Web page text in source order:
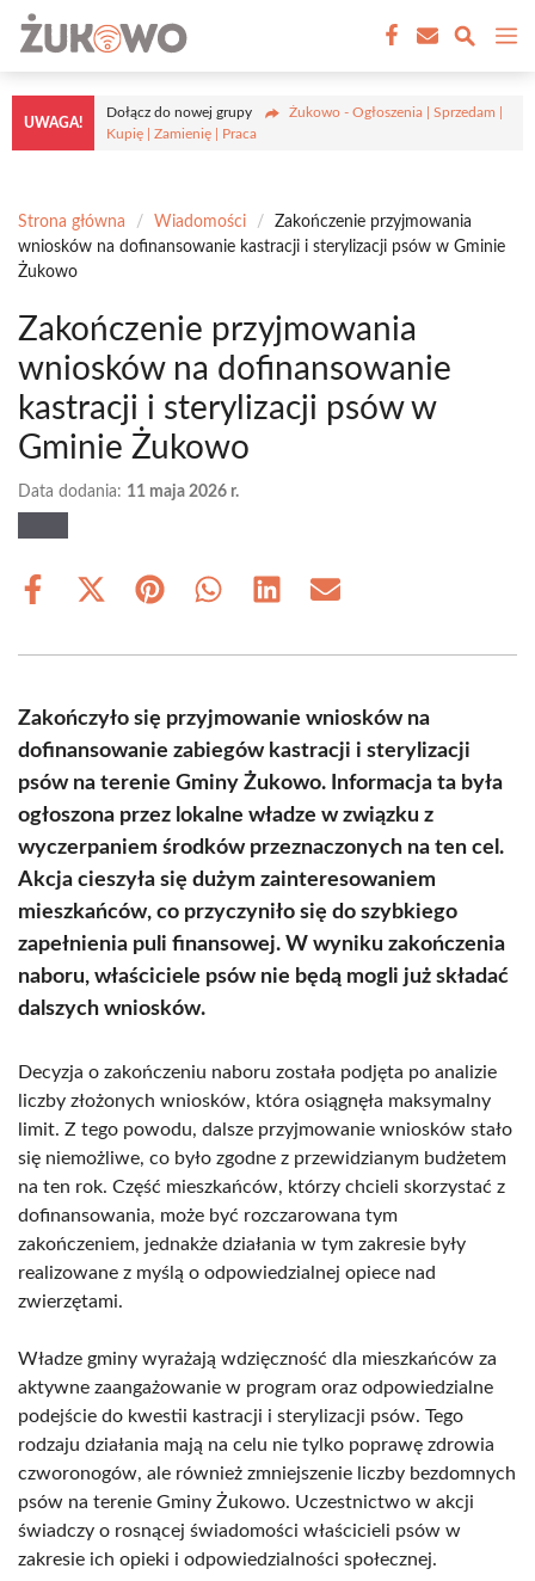
Przejdź
treści
UWAGA!
Dołącz do nowej grupy
Żukowo - Ogłoszenia | Sprzedam |
Kupię | Zamienię | Praca
Strona główna / Wiadomości /
Zakończenie przyjmowania
wniosków na dofinansowanie kastracji i sterylizacji psów w Gminie
Żukowo
Zakończenie przyjmowania
wniosków na dofinansowanie
kastracji i sterylizacji psów w
Gminie Żukowo
Data dodania: 11 maja 2026 r.
Share
Share
(Twitter)
Share Share Share Share
Zakończyło się przyjmowanie wniosków na
dofinansowanie zabiegów kastracji i sterylizacji
psów na terenie Gminy Żukowo. Informacja ta była
ogłoszona przez lokalne władze w związku z
wyczerpaniem środków przeznaczonych na ten cel.
Akcja cieszyła się dużym zainteresowaniem
mieszkańców, co przyczyniło się do szybkiego
zapełnienia puli finansowej. W wyniku zakończenia
naboru, właściciele psów nie będą mogli już składać
dalszych wniosków.
Decyzja o zakończeniu naboru została podjęta po analizie
liczby złożonych wniosków, która osiągnęła maksymalny
limit. Z tego powodu, dalsze przyjmowanie wniosków stało
się niemożliwe, co było zgodne z przewidzianym budżetem
na ten rok. Część mieszkańców, którzy chcieli skorzystać z
dofinansowania, może być rozczarowana tym
zakończeniem, jednakże działania w tym zakresie były
realizowane z myślą o odpowiedzialnej opiece nad
zwierzętami.
Władze gminy wyrażają wdzięczność dla mieszkańców za
aktywne zaangażowanie w program oraz odpowiedzialne
podejście do kwestii kastracji i sterylizacji psów. Tego
rodzaju działania mają na celu nie tylko poprawę zdrowia
czworonogów, ale również zmniejszenie liczby bezdomnych
psów na terenie Gminy Żukowo. Uczestnictwo w akcji
świadczy o rosnącej świadomości właścicieli psów w
zakresie ich opieki i odpowiedzialności społecznej.